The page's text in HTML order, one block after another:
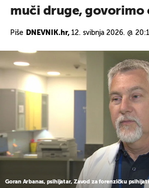
muči druge, govorimo
Piše DNEVNIK.hr, 12. svibnja 2026. @
Goran Arbanas, psihijatar, Zavod za forenzičku